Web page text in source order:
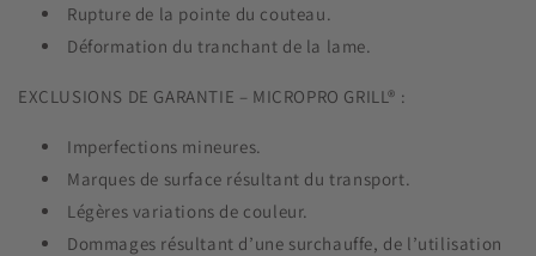
Rupture de la pointe du couteau.
Déformation du tranchant de la lame.
EXCLUSIONS DE GARANTIE – MICROPRO GRILL® :
Imperfections mineures.
Marques de surface résultant du transport.
Légères variations de couleur.
Dommages résultant d’une surchauffe, de l’utilisation